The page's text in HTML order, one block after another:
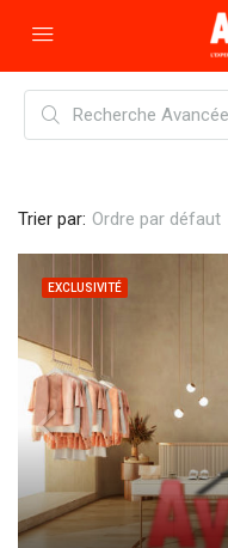
Trier par: Ordre par défaut
EXCLUSIVITÉ